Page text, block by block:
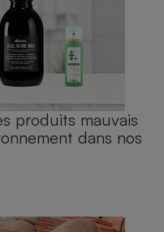
produits mauvais
dans nos